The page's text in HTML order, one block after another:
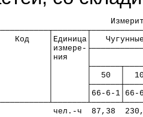
Код    │Единица│
│измере-
│ния    │
│
│       │  50  │
│
│       │66-6-
чел.-ч  87,38